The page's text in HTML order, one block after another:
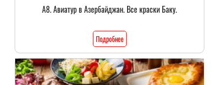
А8. Авиатур в Азербайджан. Все краски Баку.
Подробнее